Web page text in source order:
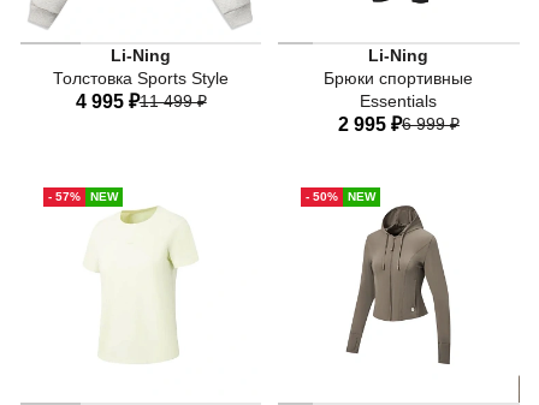
Li-Ning
Толстовка Sports Style
4 995 ₽11 499 ₽
Li-Ning
Брюки спортивные
Essentials
2 995 ₽6 999 ₽
40 42
50
52
- 57% NEW - 50% NEW